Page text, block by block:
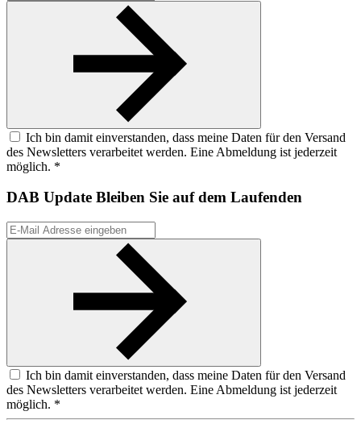
Ich bin damit einverstanden, dass meine Daten für den Versand
des Newsletters verarbeitet werden. Eine Abmeldung ist jederzeit
möglich. *
DAB Update Bleiben Sie auf dem Laufenden
Ich bin damit einverstanden, dass meine Daten für den Versand
des Newsletters verarbeitet werden. Eine Abmeldung ist jederzeit
möglich. *